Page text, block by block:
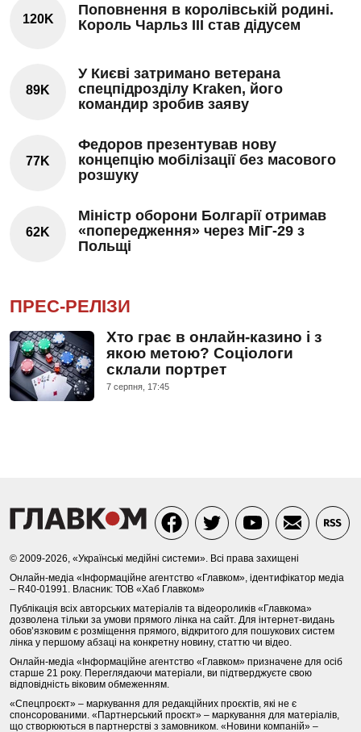
120K
Поповнення в королівській родині.
Король Чарльз III став дідусем
89K
У Києві затримано ветерана
спецпідрозділу Kraken, його
командир зробив заяву
77K
Федоров презентував нову
концепцію мобілізації без масового
розшуку
62K
Міністр оборони Болгарії отримав
«попередження» через МіГ-29 з
Польщі
ПРЕС-РЕЛІЗИ
Хто грає в онлайн-казино і з
якою метою? Соціологи
склали портрет
7 серпня, 17:45
© 2009-2026, «Українські медійні системи». Всі права захищені
Онлайн-медіа «Інформаційне агентство «Главком», ідентифікатор медіа
– R40-01991. Власник: ТОВ «Хаб Главком»
Публікація всіх авторських матеріалів та відеороликів «Главкома»
дозволена тільки за умови прямого лінка на сайт. Для інтернет-видань
обов’язковим є розміщення прямого, відкритого для пошукових систем
лінка у першому абзаці на конкретну новину, статтю чи відео.
Онлайн-медіа «Інформаційне агентство «Главком» призначене для осіб
старше 21 року. Переглядаючи матеріали, ви підтверджуєте свою
відповідність віковим обмеженням.
«Спецпроєкт» – маркування для редакційних проєктів, які не є
спонсорованими. «Партнерський проєкт» – маркування для матеріалів,
що створюються в партнерстві з замовником. «Новини компаній» –